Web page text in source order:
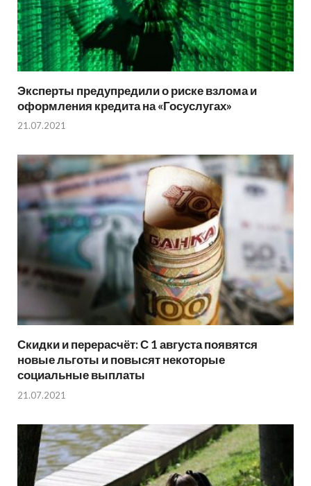
Эксперты предупредили о риске взлома и
оформления кредита на «Госуслугах»
21.07.2021
Скидки и перерасчёт: С 1 августа появятся
новые льготы и повысят некоторые
социальные выплаты
21.07.2021